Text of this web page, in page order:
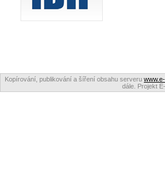
Kopírování, publikování a šíření obsahu serveru
dále. Projekt